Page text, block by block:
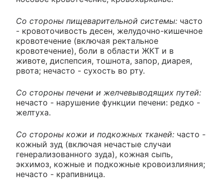
Со стороны пищеварительной системы: часто
- кровоточивость десен, желудочно-кишечное
кровотечение (включая ректальное
кровотечение), боли в области ЖКТ и в
животе, диспепсия, тошнота, запор, диарея,
рвота; нечасто - сухость во рту.
Со стороны печени и желчевыводящих путей:
нечасто - нарушение функции печени: редко -
желтуха.
Со стороны кожи и подкожных тканей: часто -
кожный зуд (включая нечастые случаи
генерализованного зуда), кожная сыпь,
экхимоз, кожные и подкожные кровоизлияния;
нечасто - крапивница.